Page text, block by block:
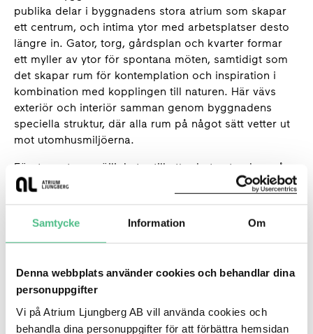
Samtycke Information Om
Denna webbplats använder cookies och behandlar dina
personuppgifter
Vi på Atrium Ljungberg AB vill använda cookies och
behandla dina personuppgifter för att förbättra hemsidan
publika delar i byggnadens stora atrium som skapar
ett centrum, och intima ytor med arbetsplatser desto
längre in. Gator, torg, gårdsplan och kvarter formar
ett myller av ytor för spontana möten, samtidigt som
det skapar rum för kontemplation och inspiration i
kombination med kopplingen till naturen. Här vävs
exteriör och interiör samman genom byggnadens
speciella struktur, där alla rum på något sätt vetter ut
mot utomhusmiljöerna.
Förutom stora möjligheter till att arbeta utomhus på
terrasser, finns också ett grönt tak som tar hand om
där bland annat grödor till LEGO Groups egen
medarbetarrestaurang odlas.
byggnaden, utan det är just en känsla av hur
landskapet och interiören samspelar.
– I den här byggnaden finns inga gränser – det är